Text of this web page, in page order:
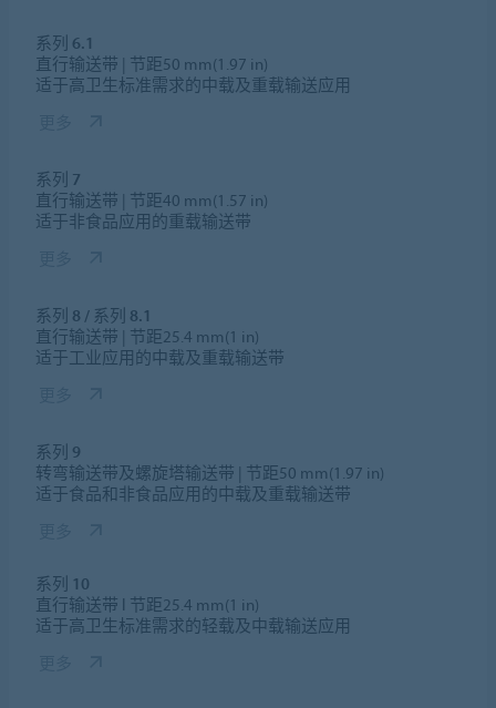
系列 6.1
直行输送带 | 节距50 mm(1.97 in)
适于高卫生标准需求的中载及重载输送应用
系列 7
直行输送带 | 节距40 mm(1.57 in)
适于非食品应用的重载输送带
系列 8 / 系列 8.1
直行输送带 | 节距25.4 mm(1 in)
适于工业应用的中载及重载输送带
系列 9
转弯输送带及螺旋塔输送带 | 节距50 mm(1.97 in)
适于食品和非食品应用的中载及重载输送带
系列 10
直行输送带 l 节距25.4 mm(1 in)
适于高卫生标准需求的轻载及中载输送应用